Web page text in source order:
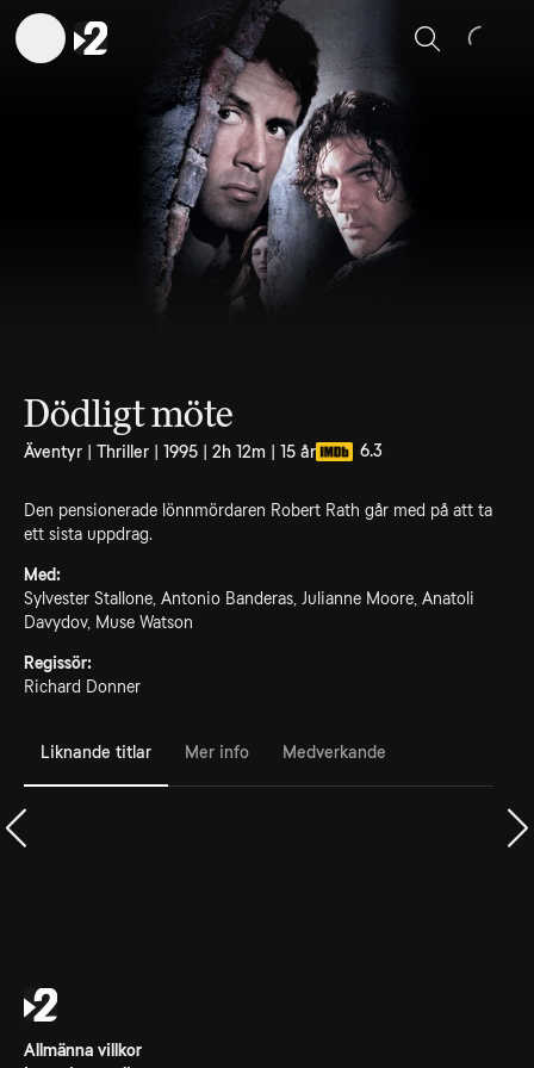
Sök
Dödligt möte
Äventyr | Thriller | 1995 | 2h 12m | 15 år 6.3
Den pensionerade lönnmördaren Robert Rath går med på att ta
ett sista uppdrag.
Med:
Sylvester Stallone, Antonio Banderas, Julianne Moore, Anatoli
Davydov, Muse Watson
Regissör:
Richard Donner
Liknande titlar Mer info Medverkande
Allmänna villkor